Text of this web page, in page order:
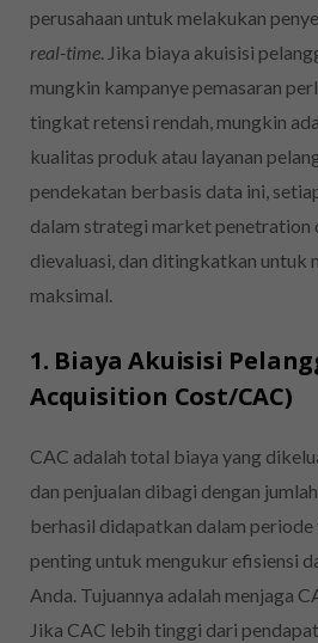
perusahaan untuk melakukan
real-time. Jika biaya akuisisi
mungkin kampanye pemasaran
tingkat retensi rendah, mungkin
kualitas produk atau layanan
pendekatan berbasis data ini,
dalam strategi market penetration
dievaluasi, dan ditingkatkan untuk
maksimal.
1. Biaya Akuisisi
Acquisition Cost/CAC)
CAC adalah total biaya yang
dan penjualan dibagi dengan
berhasil didapatkan dalam
penting untuk mengukur efisiensi
Anda. Tujuannya adalah menjaga
Jika CAC lebih tinggi dari